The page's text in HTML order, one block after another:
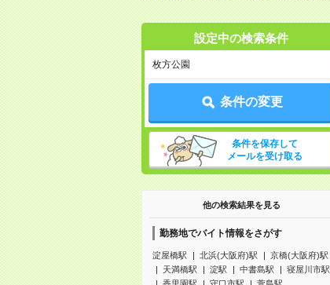
設定中の検索条件
枚方公園
条件の変更
条件を保存して
メールを受け取る
他の検索結果を見る
勤務地でバイト情報をさがす
淀屋橋駅 北浜(大阪府)駅
京橋(大阪府)駅
天満橋駅
淀駅 中書島駅
寝屋川市駅
香里園駅
守口市駅 萱島駅